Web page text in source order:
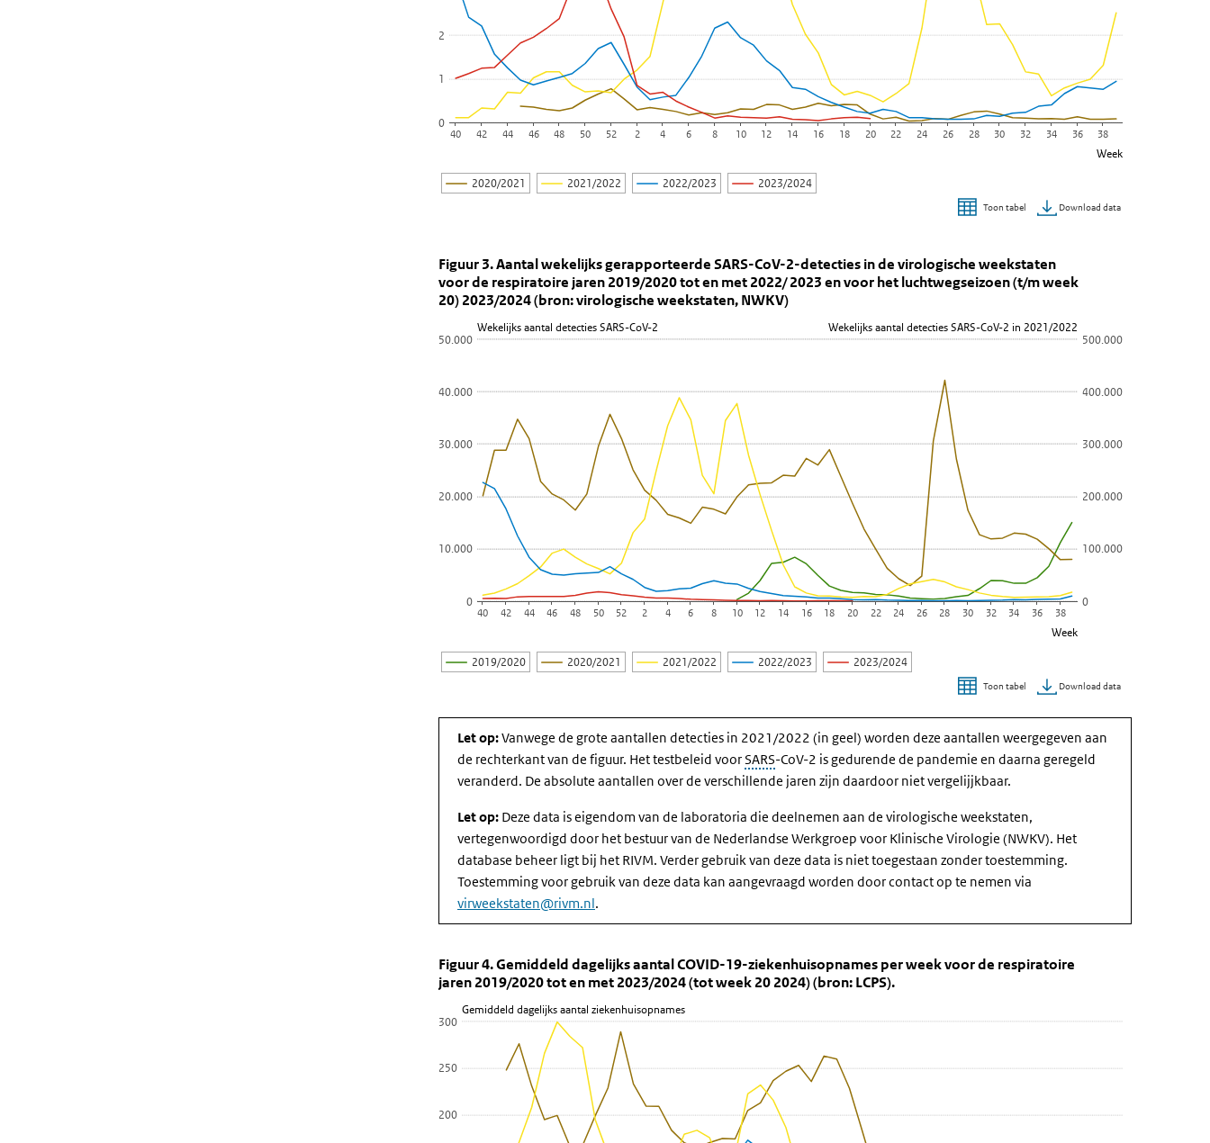
Week
2020/2021 2021/2022 2022/2023 2023/2024
0
1
2
40 42 44 46 48 50 52 2 4 6 8 10 12 14 16 18 20 22 24 26 28 30 32 34 36 38
Toon tabel Download data
Fig 3 SARS-CoV-2 vir wk
Sla de grafiek 'Figuur 3. Aantal wekelijks gerapporteerde SARS-CoV-2-detecties in de virologische weekstaten voor de
Figuur 3. Aantal wekelijks gerapporteerde SARS-CoV-2-detecties in de
Lijn grafiek met 5 lijnen.
De grafiek heeft 1 X-as die Week weergeeft.
Wekelijks aantal detecties SARS-CoV-2 Wekelijks aantal detecties SARS-CoV-2 in 2021/2022
Week
Figuur 3. Aantal wekelijks gerapporteerde SARS-CoV-2-detecties in de virologische weekstaten
voor de respiratoire jaren 2019/2020 tot en met 2022/ 2023 en voor het luchtwegseizoen (t/m week
20) 2023/2024 (bron: virologische weekstaten, NWKV)
2019/2020 2020/2021 2021/2022 2022/2023 2023/2024
0
10.000
20.000
30.000
40.000
50.000
0
100.000
200.000
300.000
400.000
500.000
40 42 44 46 48 50 52 2 4 6 8 10 12 14 16 18 20 22 24 26 28 30 32 34 36 38
Toon tabel Download data
Let op:Vanwege de grote aantallen detecties in 2021/2022 (in geel) worden deze aantallen weergegeven aan
de rechterkant van de figuur. Het testbeleid voorSARS-CoV-2 is gedurende de pandemie en daarna geregeld
veranderd. De absolute aantallen over de verschillende jaren zijn daardoor niet vergelijjkbaar.
Let op: Deze data is eigendom van de laboratoria die deelnemen aan de virologische weekstaten,
vertegenwoordigd door het bestuur van de Nederlandse Werkgroep voor Klinische Virologie (NWKV). Het
database beheer ligt bij het RIVM. Verder gebruik van deze data is niet toegestaan zonder toestemming.
Toestemming voor gebruik van deze data kan aangevraagd worden door contact op te nemen via
virweekstaten@rivm.nl.
Fig 4 LCPS
Sla de grafiek 'Figuur 4. Gemiddeld dagelijks aantal COVID-19-ziekenhuisopnames per week voor de respiratoire jaren 2019/
Figuur 4. Gemiddeld dagelijks aantal COVID-19-ziekenhuisopnames per
Lijn grafiek met 4 lijnen.
Bekijk als data tabel.
De grafiek heeft 1 X-as die Week weergeeft.
De grafiek heeft 1 Y-as die Gemiddeld dagelijks aantal ziekenhuisopnames weergeeft.
Gemiddeld dagelijks aantal ziekenhuisopnames
Figuur 4. Gemiddeld dagelijks aantal COVID-19-ziekenhuisopnames per week voor de respiratoire
jaren 2019/2020 tot en met 2023/2024 (tot week 20 2024) (bron: LCPS).
200
250
300